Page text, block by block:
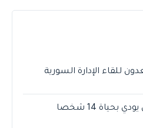
للقاء الإدارة السورية
بحياة 14 شخصا